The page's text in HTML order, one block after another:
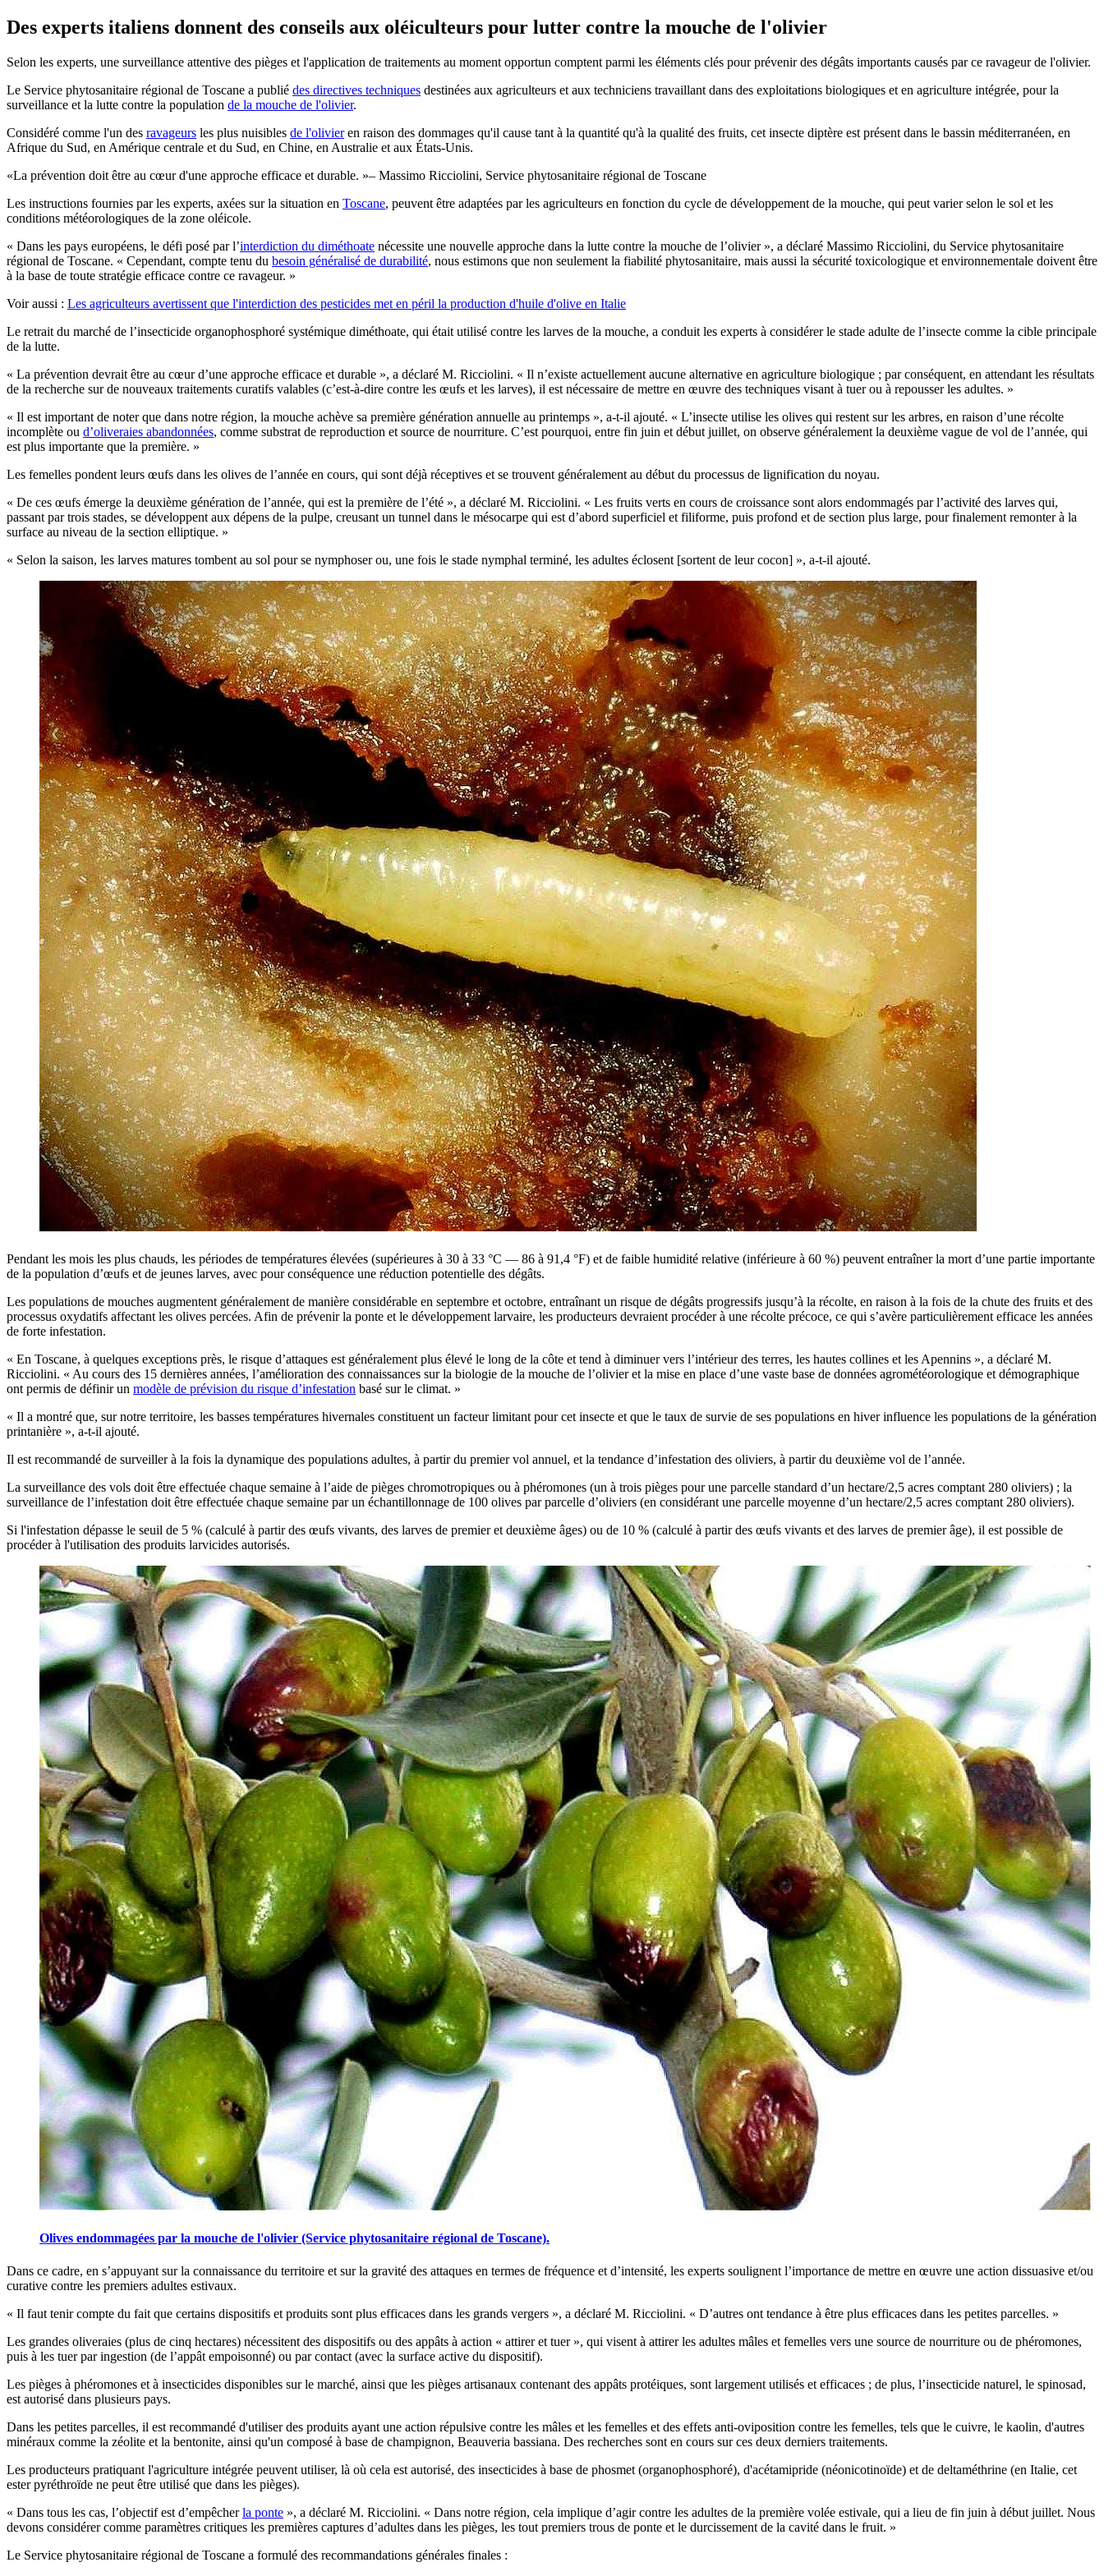
Des experts italiens donnent des conseils aux oléiculteurs pour lutter contre la mouche de l'olivier
Selon les experts, une surveillance attentive des pièges et l'application de traitements au moment opportun comptent parmi les éléments clés pour prévenir des dégâts importants causés par ce ravageur de l'olivier.
Le Service phytosanitaire régional de Toscane a publié des directives techniques destinées aux agriculteurs et aux techniciens travaillant dans des exploitations biologiques et en agriculture intégrée, pour la
surveillance et la lutte contre la population de la mouche de l'olivier.
Considéré comme l'un des ravageurs les plus nuisibles de l'olivieren raison des dommages qu'il cause tant à la quantité qu'à la qualité des fruits, cet insecte diptère est présent dans le bassin méditerranéen, en
Afrique du Sud, en Amérique centrale et du Sud, en Chine, en Australie et aux États-Unis.
La prévention doit être au cœur d'une approche efficace et durable.
– Massimo Ricciolini, Service phytosanitaire régional de Toscane
Les instructions fournies par les experts, axées sur la situation en Toscane, peuvent être adaptées par les agriculteurs en fonction du cycle de développement de la mouche, qui peut varier selon le sol et les
conditions météorologiques de la zone oléicole.
« Dans les pays européens, le défi posé par l’interdiction du diméthoate nécessite une nouvelle approche dans la lutte contre la mouche de l’olivier », a déclaré Massimo Ricciolini, du Service phytosanitaire
régional de Toscane. « Cependant, compte tenu du besoin généralisé de durabilité, nous estimons que non seulement la fiabilité phytosanitaire, mais aussi la sécurité toxicologique et environnementale doivent être
à la base de toute stratégie efficace contre ce ravageur. »
Voir aussi : Les agriculteurs avertissent que l'interdiction des pesticides met en péril la production d'huile d'olive en Italie
Le retrait du marché de l’insecticide organophosphoré systémique diméthoate, qui était utilisé contre les larves de la mouche, a conduit les experts à considérer le stade adulte de l’insecte comme la cible principale
de la lutte.
« La prévention devrait être au cœur d’une approche efficace et durable », a déclaré M. Ricciolini. « Il n’existe actuellement aucune alternative en agriculture biologique ; par conséquent, en attendant les résultats
de la recherche sur de nouveaux traitements curatifs valables (c’est-à-dire contre les œufs et les larves), il est nécessaire de mettre en œuvre des techniques visant à tuer ou à repousser les adultes. »
« Il est important de noter que dans notre région, la mouche achève sa première génération annuelle au printemps », a-t-il ajouté. « L’insecte utilise les olives qui restent sur les arbres, en raison d’une récolte
incomplète ou d’oliveraies abandonnées, comme substrat de reproduction et source de nourriture. C’est pourquoi, entre fin juin et début juillet, on observe généralement la deuxième vague de vol de l’année, qui
est plus importante que la première. »
Les femelles pondent leurs œufs dans les olives de l’année en cours, qui sont déjà réceptives et se trouvent généralement au début du processus de lignification du noyau.
« De ces œufs émerge la deuxième génération de l’année, qui est la première de l’été », a déclaré M. Ricciolini. « Les fruits verts en cours de croissance sont alors endommagés par l’activité des larves qui,
passant par trois stades, se développent aux dépens de la pulpe, creusant un tunnel dans le mésocarpe qui est d’abord superficiel et filiforme, puis profond et de section plus large, pour finalement remonter à la
surface au niveau de la section elliptique. »
« Selon la saison, les larves matures tombent au sol pour se nymphoser ou, une fois le stade nymphal terminé, les adultes éclosent [sortent de leur cocon] », a-t-il ajouté.
Pendant les mois les plus chauds, les périodes de températures élevées (supérieures à 30 à 33 °C — 86 à 91,4 °F) et de faible humidité relative (inférieure à 60 %) peuvent entraîner la mort d’une partie importante
de la population d’œufs et de jeunes larves, avec pour conséquence une réduction potentielle des dégâts.
Les populations de mouches augmentent généralement de manière considérable en septembre et octobre, entraînant un risque de dégâts progressifs jusqu’à la récolte, en raison à la fois de la chute des fruits et des
processus oxydatifs affectant les olives percées. Afin de prévenir la ponte et le développement larvaire, les producteurs devraient procéder à une récolte précoce, ce qui s’avère particulièrement efficace les années
de forte infestation.
« En Toscane, à quelques exceptions près, le risque d’attaques est généralement plus élevé le long de la côte et tend à diminuer vers l’intérieur des terres, les hautes collines et les Apennins », a déclaré M.
Ricciolini. « Au cours des 15 dernières années, l’amélioration des connaissances sur la biologie de la mouche de l’olivier et la mise en place d’une vaste base de données agrométéorologique et démographique
ont permis de définir un modèle de prévision du risque d’infestation basé sur le climat. »
« Il a montré que, sur notre territoire, les basses températures hivernales constituent un facteur limitant pour cet insecte et que le taux de survie de ses populations en hiver influence les populations de la génération
printanière », a-t-il ajouté.
Il est recommandé de surveiller à la fois la dynamique des populations adultes, à partir du premier vol annuel, et la tendance d’infestation des oliviers, à partir du deuxième vol de l’année.
La surveillance des vols doit être effectuée chaque semaine à l’aide de pièges chromotropiques ou à phéromones (un à trois pièges pour une parcelle standard d’un hectare/2,5 acres comptant 280 oliviers) ; la
surveillance de l’infestation doit être effectuée chaque semaine par un échantillonnage de 100 olives par parcelle d’oliviers (en considérant une parcelle moyenne d’un hectare/2,5 acres comptant 280 oliviers).
Si l'infestation dépasse le seuil de 5 % (calculé à partir des œufs vivants, des larves de premier et deuxième âges) ou de 10 % (calculé à partir des œufs vivants et des larves de premier âge), il est possible de
procéder à l'utilisation des produits larvicides autorisés.
Olives endommagées par la mouche de l'olivier (Service phytosanitaire régional de Toscane).
Dans ce cadre, en s’appuyant sur la connaissance du territoire et sur la gravité des attaques en termes de fréquence et d’intensité, les experts soulignent l’importance de mettre en œuvre une action dissuasive et/ou
curative contre les premiers adultes estivaux.
« Il faut tenir compte du fait que certains dispositifs et produits sont plus efficaces dans les grands vergers », a déclaré M. Ricciolini. « D’autres ont tendance à être plus efficaces dans les petites parcelles. »
Les grandes oliveraies (plus de cinq hectares) nécessitent des dispositifs ou des appâts à action « attirer et tuer », qui visent à attirer les adultes mâles et femelles vers une source de nourriture ou de phéromones,
puis à les tuer par ingestion (de l’appât empoisonné) ou par contact (avec la surface active du dispositif).
Les pièges à phéromones et à insecticides disponibles sur le marché, ainsi que les pièges artisanaux contenant des appâts protéiques, sont largement utilisés et efficaces ; de plus, l’insecticide naturel, le spinosad,
est autorisé dans plusieurs pays.
Dans les petites parcelles, il est recommandé d'utiliser des produits ayant une action répulsive contre les mâles et les femelles et des effets anti-oviposition contre les femelles, tels que le cuivre, le kaolin, d'autres
minéraux comme la zéolite et la bentonite, ainsi qu'un composé à base de champignon, Beauveria bassiana. Des recherches sont en cours sur ces deux derniers traitements.
Les producteurs pratiquant l'agriculture intégrée peuvent utiliser, là où cela est autorisé, des insecticides à base de phosmet (organophosphoré), d'acétamipride (néonicotinoïde) et de deltaméthrine (en Italie, cet
ester pyréthroïde ne peut être utilisé que dans les pièges).
« Dans tous les cas, l’objectif est d’empêcherla ponte », a déclaré M. Ricciolini. « Dans notre région, cela implique d’agir contre les adultes de la première volée estivale, qui a lieu de fin juin à début juillet. Nous
devons considérer comme paramètres critiques les premières captures d’adultes dans les pièges, les tout premiers trous de ponte et le durcissement de la cavité dans le fruit. »
Le Service phytosanitaire régional de Toscane a formulé des recommandations générales finales :